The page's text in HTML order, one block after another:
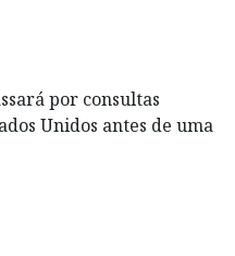
por consultas
Unidos antes de uma